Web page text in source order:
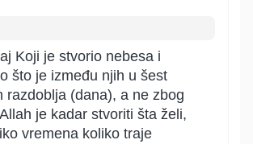
Koji je stvorio nebesa i
što je između njih u šest
razdoblja (dana), a ne zbog
je kadar stvoriti šta želi,
vremena koliko traje